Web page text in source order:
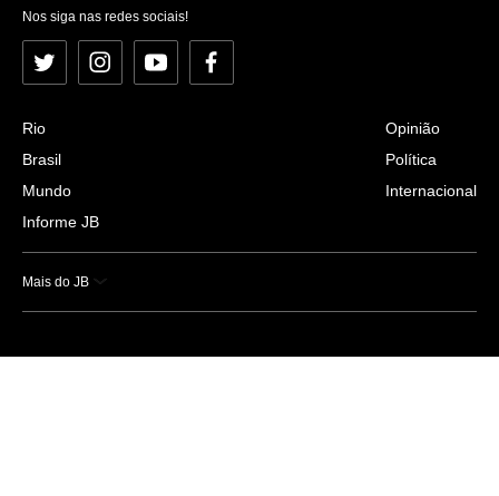
Nos siga nas redes sociais!
Twitter InstagramYouTubeFacebook
Rio
Brasil
Mundo
Informe JB
Opinião
Política
Internacional
Mais do JB
Esportes